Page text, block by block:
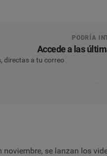
PODRÍA
Accede a las
directas a tu correo
se lanzan los